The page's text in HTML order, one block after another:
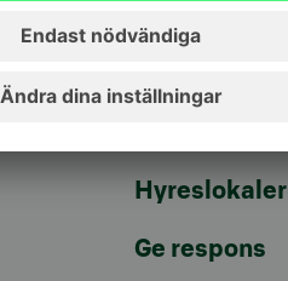
Hyreslokaler
Ge respons